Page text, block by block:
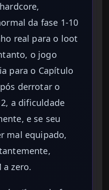
da fase 1-10
real para o loot
o jogo
para o Capítulo
derrotar o
a dificuldade
e se seu
mal equipado,
a zero.